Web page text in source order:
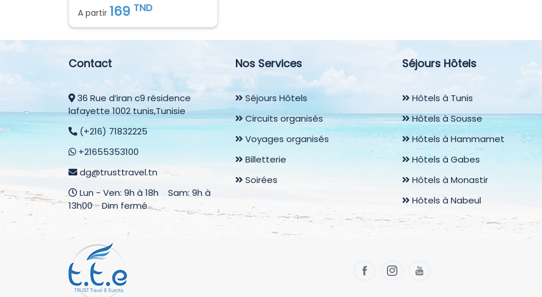
A partir 169 TND
Contact
36 Rue d’iran c9 résidence
lafayette 1002 tunis,Tunisie
(+216) 71832225
+21655353100
dg@trusttravel.tn
Lun - Ven: 9h à 18h Sam: 9h à
13h00 Dim fermé
Nos Services
Séjours Hôtels
Circuits organisés
Voyages organisés
Billetterie
Soirées
Séjours Hôtels
Hôtels à Tunis
Hôtels à Sousse
Hôtels à Hammamet
Hôtels à Gabes
Hôtels à Monastir
Hôtels à Nabeul